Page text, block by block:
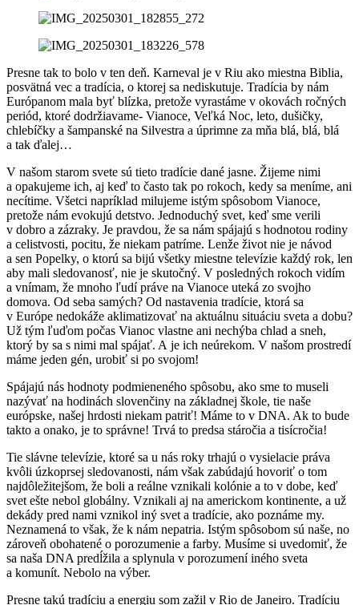
Presne tak to bolo v ten deň. Karneval je v Riu ako miestna Biblia,
posvätná vec a tradícia, o ktorej sa nediskutuje. Tradícia by nám
Európanom mala byť blízka, pretože vyrastáme v okovách ročných
periód, ktoré dodržiavame- Vianoce, Veľká Noc, leto, dušičky,
chlebíčky a šampanské na Silvestra a úprimne za mňa blá, blá, blá
a tak ďalej…
V našom starom svete sú tieto tradície dané jasne. Žijeme nimi
a opakujeme ich, aj keď to často tak po rokoch, kedy sa meníme, ani
necítime. Všetci napríklad milujeme istým spôsobom Vianoce,
pretože nám evokujú detstvo. Jednoduchý svet, keď sme verili
v dobro a zázraky. Je pravdou, že sa nám spájajú s hodnotou rodiny
a celistvosti, pocitu, že niekam patríme. Lenže život nie je návod
a sen Popelky, o ktorú sa bijú všetky miestne televízie každý rok, len
aby mali sledovanosť, nie je skutočný. V posledných rokoch vidím
a vnímam, že mnoho ľudí práve na Vianoce uteká zo svojho
domova. Od seba samých? Od nastavenia tradície, ktorá sa
v Európe nedokáže aklimatizovať na aktuálnu situáciu sveta a dobu?
Už tým ľuďom počas Vianoc vlastne ani nechýba chlad a sneh,
ktorý by sa s nimi mal spájať. A je ich neúrekom. V našom prostredí
máme jeden gén, urobiť si po svojom!
Spájajú nás hodnoty podmieneného spôsobu, ako sme to museli
nazývať na hodinách slovenčiny na základnej škole, tie naše
európske, našej hrdosti niekam patriť! Máme to v DNA. Ak to bude
takto a onako, je to správne! Trvá to predsa stáročia a tisícročia!
Tie slávne televízie, ktoré sa u nás roky trhajú o vysielacie práva
kvôli úzkoprsej sledovanosti, nám však zabúdajú hovoriť o tom
najdôležitejšom, že boli a reálne vznikali kolónie a to v dobe, keď
svet ešte nebol globálny. Vznikali aj na americkom kontinente, a už
dekády pred nami vznikol iný svet a tradície, ako poznáme my.
Neznamená to však, že k nám nepatria. Istým spôsobom sú naše, no
zároveň obohatené o porozumenie a farby. Musíme si uvedomiť, že
sa naša DNA predĺžila a splynula v porozumení iného sveta
a komunít. Nebolo na výber.
Presne takú tradíciu a energiu som zažil v Rio de Janeiro. Tradíciu